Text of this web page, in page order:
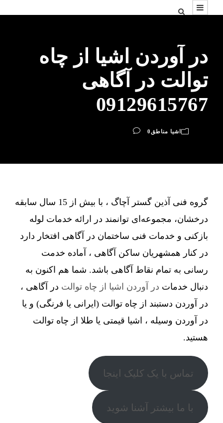
در آوردن اشیا از چاه
توالت در آگاهی
09129615767
اشیا مناطق 0
گروه فنی آذین گستر آچاگ ، با بیش از 15 سال سابقه
درخشان، مجموعه‌ای توانمند در ارائه خدمات لوله
بازکنی و خدمات فنی ساختمان در آگاهی افتخار دارد
در کنار همشهریان ساکن آگاهی ، آماده خدمت
رسانی به تمام نقاط آگاهی باشد. شما هم اکنون به
دنبال خدمات در آوردن اشیا از چاه توالت در آگاهی ،
در آوردن دستبند از چاه توالت (ایرانی یا فرنگی) و یا
در آوردن وسیله ، اشیا قیمتی یا طلا از چاه توالت
هستید.
تماس با یک کلیک اینجا
با ما بیشتر آشنا شوید